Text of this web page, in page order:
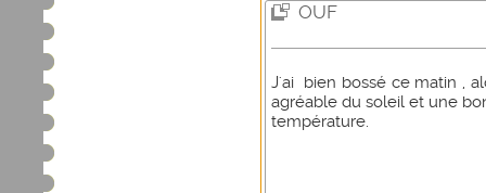
OUF
J'ai bien bossé ce matin ,
agréable du soleil et une
température.